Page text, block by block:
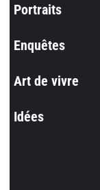
Portraits
Enquêtes
Art de vivre
Idées